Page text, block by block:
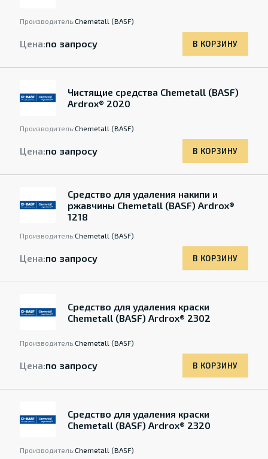
Производитель:Chemetall (BASF)
Цена:по запросу В КОРЗИНУ
Чистящие средства Chemetall (BASF)
Ardrox® 2020
Производитель:Chemetall (BASF)
Цена:по запросу В КОРЗИНУ
Средство для удаления накипи и
ржавчины Chemetall (BASF) Ardrox®
1218
Производитель:Chemetall (BASF)
Цена:по запросу В КОРЗИНУ
Средство для удаления краски
Chemetall (BASF) Ardrox® 2302
Производитель:Chemetall (BASF)
Цена:по запросу В КОРЗИНУ
Средство для удаления краски
Chemetall (BASF) Ardrox® 2320
Производитель:Chemetall (BASF)